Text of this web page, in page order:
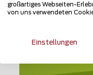
6515 Gudo
großartiges Webseiten-
von uns verwendeten
Einstellungen